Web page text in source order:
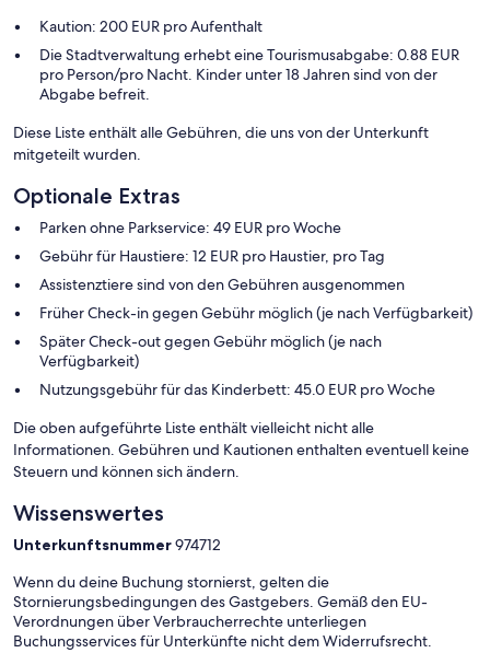
Kaution: 200 EUR pro Aufenthalt
Die Stadtverwaltung erhebt eine Tourismusabgabe: 0.88 EUR
pro Person/pro Nacht. Kinder unter 18 Jahren sind von der
Abgabe befreit.
Diese Liste enthält alle Gebühren, die uns von der Unterkunft
mitgeteilt wurden.
Optionale Extras
Parken ohne Parkservice: 49 EUR pro Woche
Gebühr für Haustiere: 12 EUR pro Haustier, pro Tag
Assistenztiere sind von den Gebühren ausgenommen
Früher Check-in gegen Gebühr möglich (je nach Verfügbarkeit)
Später Check-out gegen Gebühr möglich (je nach
Verfügbarkeit)
Nutzungsgebühr für das Kinderbett: 45.0 EUR pro Woche
Die oben aufgeführte Liste enthält vielleicht nicht alle
Informationen. Gebühren und Kautionen enthalten eventuell keine
Steuern und können sich ändern.
Wissenswertes
Unterkunftsnummer974712
Wenn du deine Buchung stornierst, gelten die
Stornierungsbedingungen des Gastgebers. Gemäß den EU-
Verordnungen über Verbraucherrechte unterliegen
Buchungsservices für Unterkünfte nicht dem Widerrufsrecht.